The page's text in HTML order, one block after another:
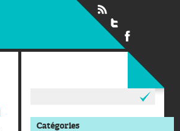
Catégories